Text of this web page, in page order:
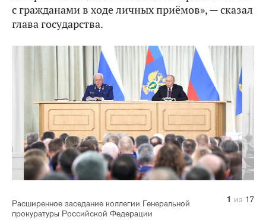
с гражданами в ходе личных приёмов», — сказал
глава государства.
Расширенное заседание коллегии Генеральной
прокуратуры Российской Федерации
1 из 17
2 из 17
3 из 17
4 из 17
5 из 17
6 из 17
7 из 17
8 из 17
9 из 17
10 из 17
11 из 17
12 из 17
13 из 17
14 из 17
15 из 17
16 из 17
17 из 17